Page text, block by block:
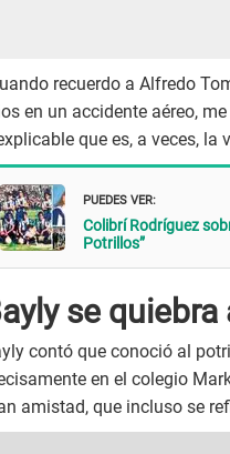
recuerdo a Alfredo
en un accidente aéreo,
que es, a veces, la
PUEDES VER:
Colibrí Rodríguez
Potrillos”
se
contó que conoció al
en el colegio
amistad, que incluso se